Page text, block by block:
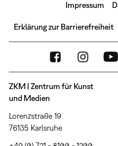
Impressum
Erklärung zur Barrierefreiheit
ZKM | Zentrum für Kunst
und Medien
Lorenzstraße 19
76135 Karlsruhe